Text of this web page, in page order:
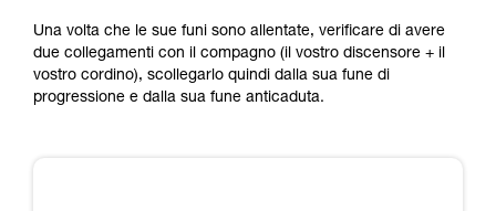
Una volta che le sue funi sono allentate, verificare di avere
due collegamenti con il compagno (il vostro discensore + il
vostro cordino), scollegarlo quindi dalla sua fune di
progressione e dalla sua fune anticaduta.